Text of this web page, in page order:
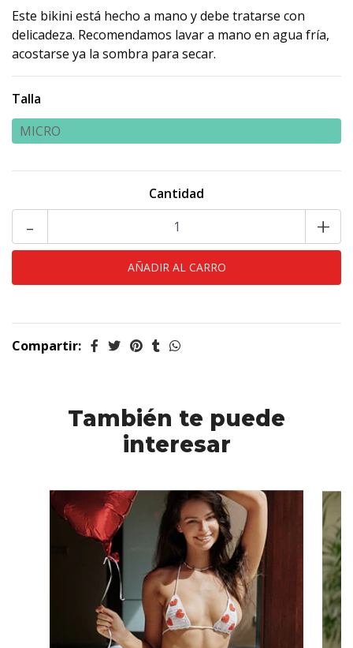
Este bikini está hecho a mano y debe tratarse con
delicadeza. Recomendamos lavar a mano en agua fría,
acostarse ya la sombra para secar.
Talla
MICRO
Cantidad
- +
Compartir:
También te puede
interesar